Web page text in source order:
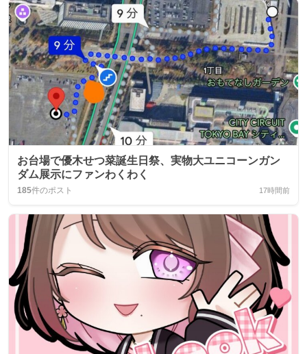
お台場で優木せつ菜誕生日祭、実物大ユニコーンガン
ダム展示にファンわくわく
185件のポスト 17時間前